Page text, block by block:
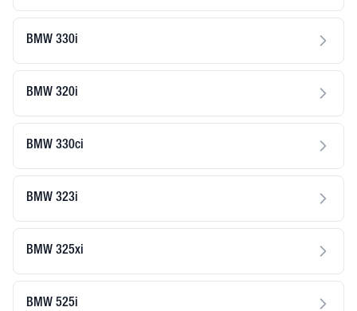
BMW 330i
BMW 320i
BMW 330ci
BMW 323i
BMW 325xi
BMW 525i